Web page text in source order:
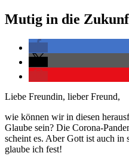
Mutig in die
Liebe Freundin, lieber Freund,
wie können wir in diesen
Glaube sein? Die Corona-
scheint es. Aber Gott ist auch
glaube ich fest!